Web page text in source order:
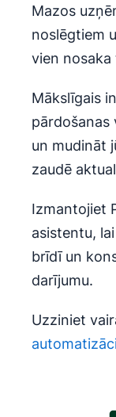
Mazos
noslēgtiem
vien nosaka
Mākslīgais
pārdošanas
un mudināt
zaudē
Izmantojiet
asistentu,
brīdī un
darījumu.
Uzziniet